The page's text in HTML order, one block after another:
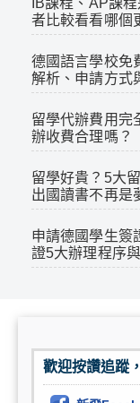
者比較看看哪個
德國語言學校免
解析、申請方式
留學代辦費用完
辦收費合理嗎？
留學好貴？5大
出國讀書不再是
申請德國學生簽
證5大辦理程序
歡迎按讚追蹤